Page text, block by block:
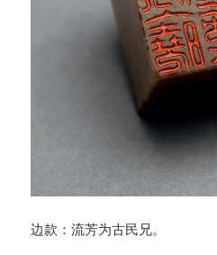
边款：流芳为古民兄。